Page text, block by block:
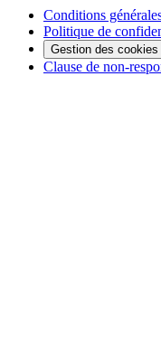
Conditions
Politique de
Gestion des cookies
Clause de non-